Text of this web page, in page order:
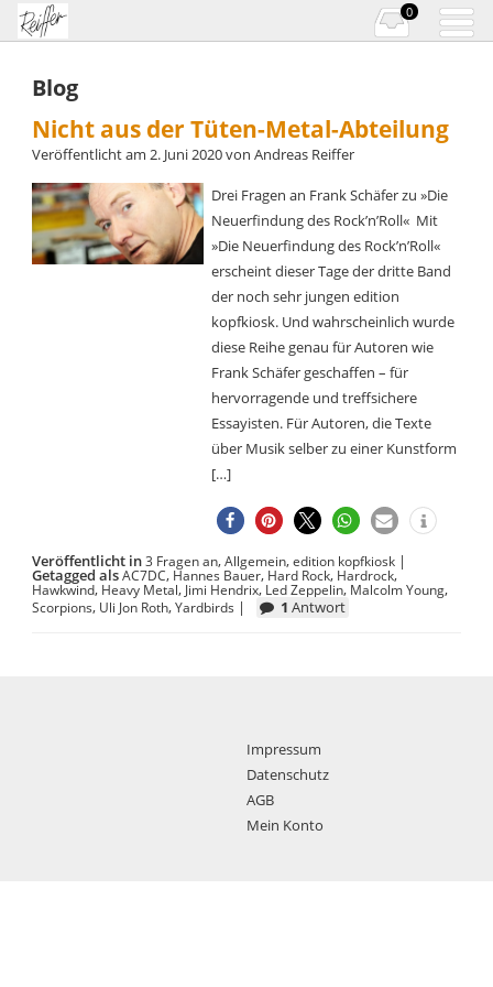
0
Blog
Nicht aus der Tüten-Metal-Abteilung
Veröffentlicht am2. Juni 2020vonAndreas Reiffer
Drei Fragen an Frank Schäfer zu »Die
Neuerfindung des Rock’n’Roll« Mit
»Die Neuerfindung des Rock’n’Roll«
erscheint dieser Tage der dritte Band
der noch sehr jungen edition
kopfkiosk. Und wahrscheinlich wurde
diese Reihe genau für Autoren wie
Frank Schäfer geschaffen – für
hervorragende und treffsichere
Essayisten. Für Autoren, die Texte
über Musik selber zu einer Kunstform
[…]
Veröffentlicht in 3 Fragen an,Allgemein,edition kopfkiosk |
Getagged als AC7DC, Hannes Bauer, Hard Rock, Hardrock,
Hawkwind, Heavy Metal, Jimi Hendrix, Led Zeppelin, Malcolm Young,
Scorpions, Uli Jon Roth,Yardbirds | 1 Antwort
Impressum
Datenschutz
AGB
Mein Konto